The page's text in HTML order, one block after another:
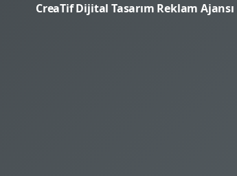
CreaTif Dijital Tasarım Reklam Ajansı